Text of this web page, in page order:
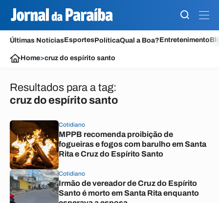
Últimas NotíciasEsportesPolíticaQual a Boa?Entretenimento
Home>cruz do espírito santo
Resultados para a tag:
cruz do espírito santo
Cotidiano
MPPB recomenda proibição de
fogueiras e fogos com barulho em Santa
Rita e Cruz do Espírito Santo
Cotidiano
Irmão de vereador de Cruz do Espírito
Santo é morto em Santa Rita enquanto